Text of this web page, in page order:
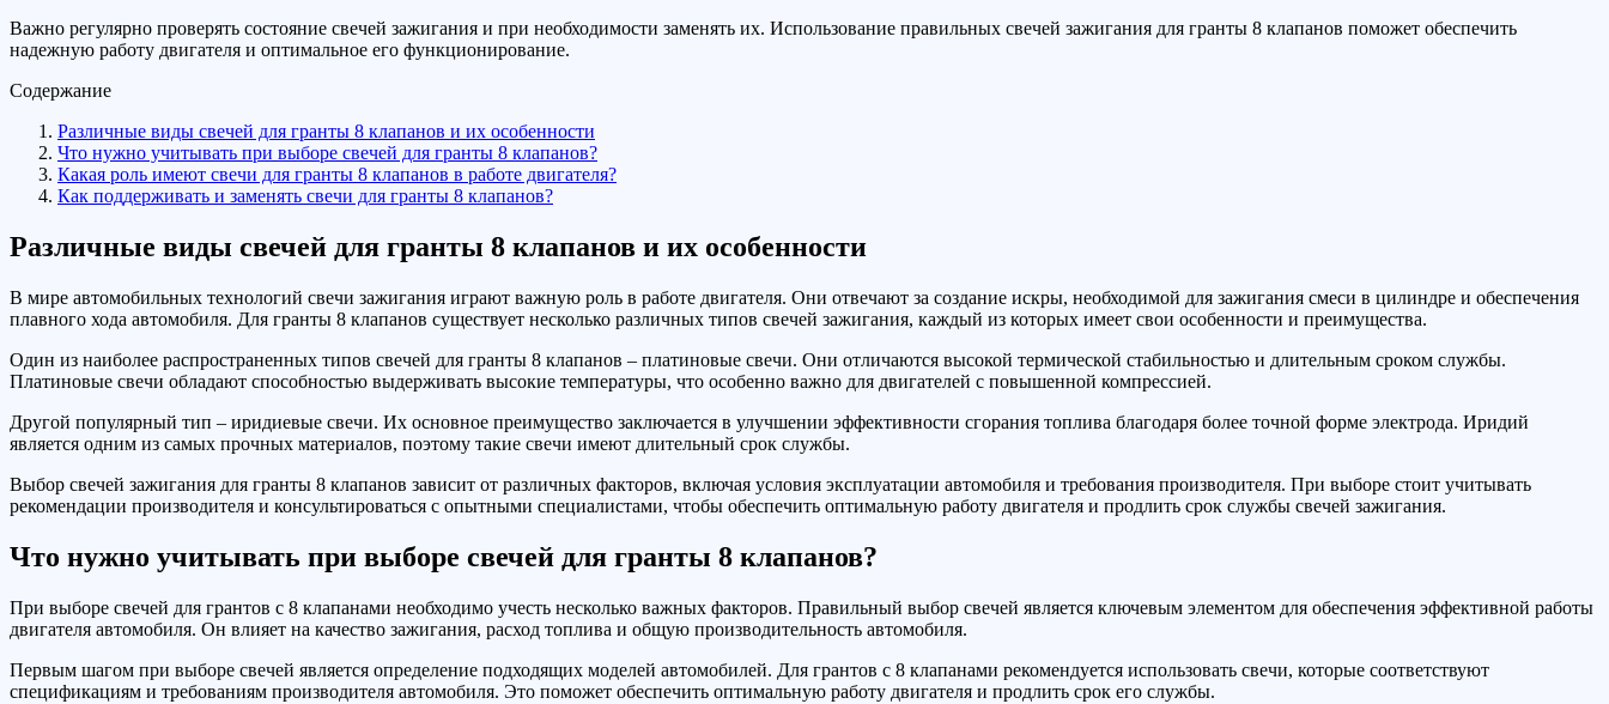
Важно регулярно проверять состояние свечей зажигания и при необходимости заменять их. Использование правильных свечей зажигания для гранты 8 клапанов поможет обеспечить
надежную работу двигателя и оптимальное его функционирование.
Содержание
Различные виды свечей для гранты 8 клапанов и их особенности
Что нужно учитывать при выборе свечей для гранты 8 клапанов?
Какая роль имеют свечи для гранты 8 клапанов в работе двигателя?
Как поддерживать и заменять свечи для гранты 8 клапанов?
Различные виды свечей для гранты 8 клапанов и их особенности
В мире автомобильных технологий свечи зажигания играют важную роль в работе двигателя. Они отвечают за создание искры, необходимой для зажигания смеси в цилиндре и обеспечения
плавного хода автомобиля. Для гранты 8 клапанов существует несколько различных типов свечей зажигания, каждый из которых имеет свои особенности и преимущества.
Один из наиболее распространенных типов свечей для гранты 8 клапанов – платиновые свечи. Они отличаются высокой термической стабильностью и длительным сроком службы.
Платиновые свечи обладают способностью выдерживать высокие температуры, что особенно важно для двигателей с повышенной компрессией.
Другой популярный тип – иридиевые свечи. Их основное преимущество заключается в улучшении эффективности сгорания топлива благодаря более точной форме электрода. Иридий
является одним из самых прочных материалов, поэтому такие свечи имеют длительный срок службы.
Выбор свечей зажигания для гранты 8 клапанов зависит от различных факторов, включая условия эксплуатации автомобиля и требования производителя. При выборе стоит учитывать
рекомендации производителя и консультироваться с опытными специалистами, чтобы обеспечить оптимальную работу двигателя и продлить срок службы свечей зажигания.
Что нужно учитывать при выборе свечей для гранты 8 клапанов?
При выборе свечей для грантов с 8 клапанами необходимо учесть несколько важных факторов. Правильный выбор свечей является ключевым элементом для обеспечения эффективной работы
двигателя автомобиля. Он влияет на качество зажигания, расход топлива и общую производительность автомобиля.
Первым шагом при выборе свечей является определение подходящих моделей автомобилей. Для грантов с 8 клапанами рекомендуется использовать свечи, которые соответствуют
спецификациям и требованиям производителя автомобиля. Это поможет обеспечить оптимальную работу двигателя и продлить срок его службы.